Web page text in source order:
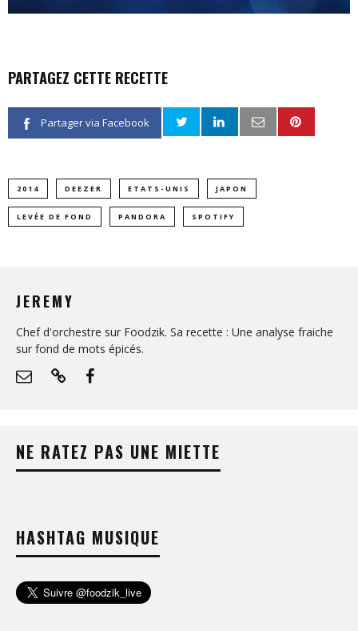
PARTAGEZ CETTE RECETTE
Partager via Facebook
2014 DEEZER ETATS-UNIS JAPON
LEVÉE DE FOND PANDORA SPOTIFY
JEREMY
Chef d'orchestre sur Foodzik. Sa recette : Une analyse fraiche
sur fond de mots épicés.
NE RATEZ PAS UNE MIETTE
HASHTAG MUSIQUE